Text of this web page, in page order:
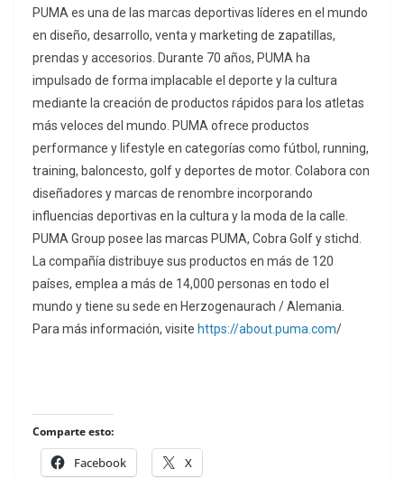
PUMA es una de las marcas deportivas líderes en el mundo
en diseño, desarrollo, venta y marketing de zapatillas,
prendas y accesorios. Durante 70 años, PUMA ha
impulsado de forma implacable el deporte y la cultura
mediante la creación de productos rápidos para los atletas
más veloces del mundo. PUMA ofrece productos
performance y lifestyle en categorías como fútbol, running,
training, baloncesto, golf y deportes de motor. Colabora con
diseñadores y marcas de renombre incorporando
influencias deportivas en la cultura y la moda de la calle.
PUMA Group posee las marcas PUMA, Cobra Golf y stichd.
La compañía distribuye sus productos en más de 120
países, emplea a más de 14,000 personas en todo el
mundo y tiene su sede en Herzogenaurach / Alemania.
Para más información, visite https://about.puma.com/
Comparte esto:
Facebook X